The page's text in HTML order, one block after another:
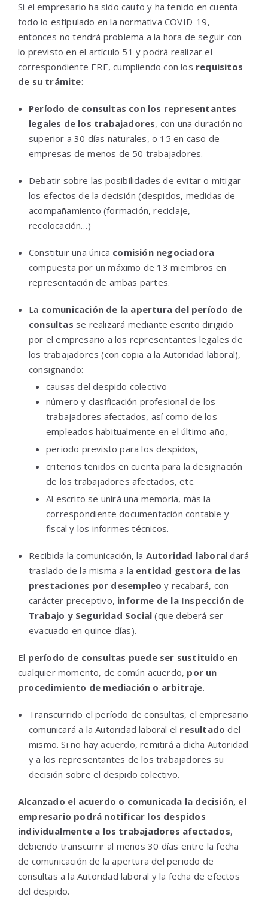
Si el empresario ha sido cauto y ha tenido en cuenta
todo lo estipulado en la normativa COVID-19,
entonces no tendrá problema a la hora de seguir con
lo previsto en el artículo 51 y podrá realizar el
correspondiente ERE, cumpliendo con los requisitos
de su trámite:
Período de consultas con los representantes
legales de los trabajadores, con una duración no
superior a 30 días naturales, o 15 en caso de
empresas de menos de 50 trabajadores.
Debatir sobre las posibilidades de evitar o mitigar
los efectos de la decisión (despidos, medidas de
acompañamiento (formación, reciclaje,
recolocación…)
Constituir una única comisión negociadora
compuesta por un máximo de 13 miembros en
representación de ambas partes.
La comunicación de la apertura del período de
consultas se realizará mediante escrito dirigido
por el empresario a los representantes legales de
los trabajadores (con copia a la Autoridad laboral),
consignando:
causas del despido colectivo
número y clasificación profesional de los
trabajadores afectados, así como de los
empleados habitualmente en el último año,
periodo previsto para los despidos,
criterios tenidos en cuenta para la designación
de los trabajadores afectados, etc.
Al escrito se unirá una memoria, más la
correspondiente documentación contable y
fiscal y los informes técnicos.
Recibida la comunicación, la Autoridad laboral dará
traslado de la misma a la entidad gestora de las
prestaciones por desempleo y recabará, con
carácter preceptivo, informe de la Inspección de
Trabajo y Seguridad Social (que deberá ser
evacuado en quince días).
El período de consultas puede ser sustituido en
cualquier momento, de común acuerdo, por un
procedimiento de mediación o arbitraje.
Transcurrido el período de consultas, el empresario
comunicará a la Autoridad laboral el resultado del
mismo. Si no hay acuerdo, remitirá a dicha Autoridad
y a los representantes de los trabajadores su
decisión sobre el despido colectivo.
Alcanzado el acuerdo o comunicada la decisión, el
empresario podrá notificar los despidos
individualmente a los trabajadores afectados,
debiendo transcurrir al menos 30 días entre la fecha
de comunicación de la apertura del periodo de
consultas a la Autoridad laboral y la fecha de efectos
del despido.